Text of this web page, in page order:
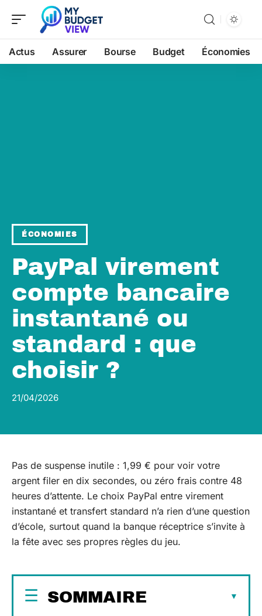
Actus Assurer Bourse Budget Économies
ÉCONOMIES
PayPal virement
compte bancaire
instantané ou
standard : que
choisir ?
21/04/2026
Pas de suspense inutile : 1,99 € pour voir votre
argent filer en dix secondes, ou zéro frais contre 48
heures d’attente. Le choix PayPal entre virement
instantané et transfert standard n’a rien d’une question
d’école, surtout quand la banque réceptrice s’invite à
la fête avec ses propres règles du jeu.
SOMMAIRE